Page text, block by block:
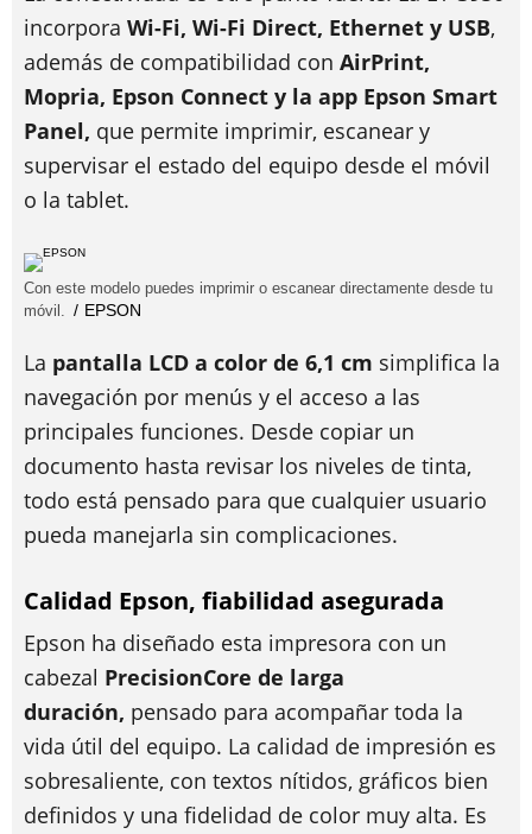
incorpora Wi-Fi, Wi-Fi Direct, Ethernet y USB,
además de compatibilidad con AirPrint,
Mopria, Epson Connect y la app Epson Smart
Panel, que permite imprimir, escanear y
supervisar el estado del equipo desde el móvil
o la tablet.
Con este modelo puedes imprimir o escanear directamente desde tu
móvil.
EPSON
La pantalla LCD a color de 6,1 cm simplifica la
navegación por menús y el acceso a las
principales funciones. Desde copiar un
documento hasta revisar los niveles de tinta,
todo está pensado para que cualquier usuario
pueda manejarla sin complicaciones.
Calidad Epson, fiabilidad asegurada
Epson ha diseñado esta impresora con un
cabezal PrecisionCore de larga
duración, pensado para acompañar toda la
vida útil del equipo. La calidad de impresión es
sobresaliente, con textos nítidos, gráficos bien
definidos y una fidelidad de color muy alta. Es